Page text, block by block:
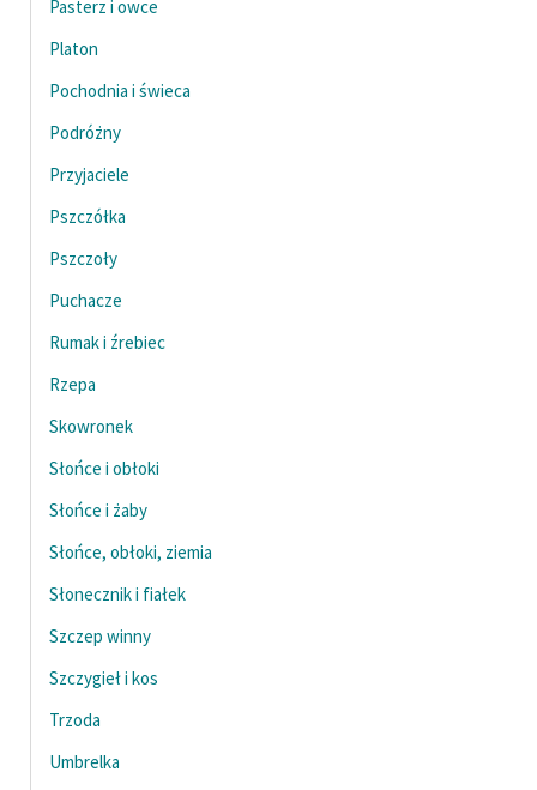
Pasterz i owce
Platon
Pochodnia i świeca
Podróżny
Przyjaciele
Pszczółka
Pszczoły
Puchacze
Rumak i źrebiec
Rzepa
Skowronek
Słońce i obłoki
Słońce i żaby
Słońce, obłoki, ziemia
Słonecznik i fiałek
Szczep winny
Szczygieł i kos
Trzoda
Umbrelka